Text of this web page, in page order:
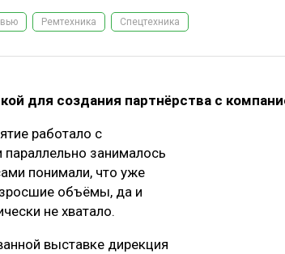
Ремтехника Спецтехника
для создания партнёрства с
работало с
параллельно занималось
понимали, что уже
объёмы, да и
не хватало.
выставке дирекция